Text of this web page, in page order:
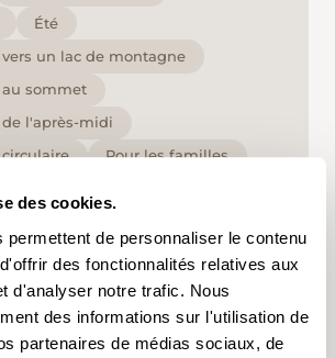
des cookies.
permettent de personnaliser le contenu
des fonctionnalités relatives aux
d'analyser notre trafic. Nous
des informations sur l'utilisation de
partenaires de médias sociaux, de
Été
un lac de montagne
au sommet
de l'après-midi
Pour les familles
un mot-clé, vous pouvez l'ajouter à
et obtenir des contenus
d'intérêt. Les mots-clés ne
que dans un compte